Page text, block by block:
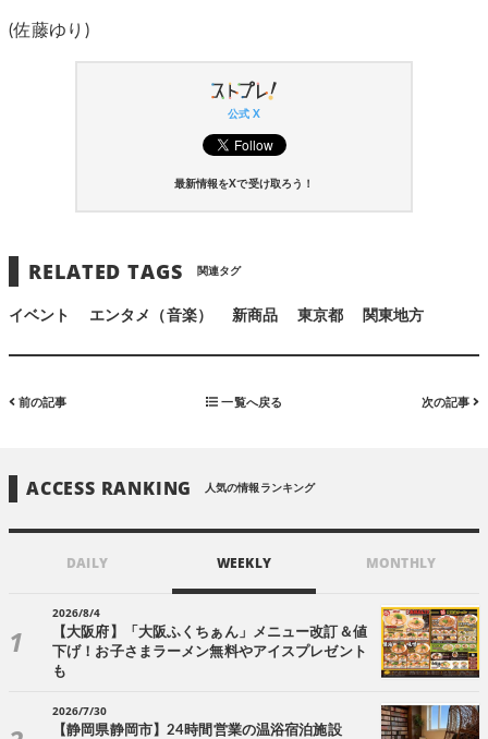
(佐藤ゆり)
公式 X
最新情報をXで受け取ろう！
RELATED TAGS 関連タグ
イベント エンタメ（音楽） 新商品 東京都 関東地方
前の記事 一覧へ戻る 次の記事
ACCESS RANKING 人気の情報ランキング
DAILY WEEKLY MONTHLY
2026/8/4
【大阪府】「大阪ふくちぁん」メニュー改訂＆値
下げ！お子さまラーメン無料やアイスプレゼント
も
2026/7/30
【静岡県静岡市】24時間営業の温浴宿泊施設